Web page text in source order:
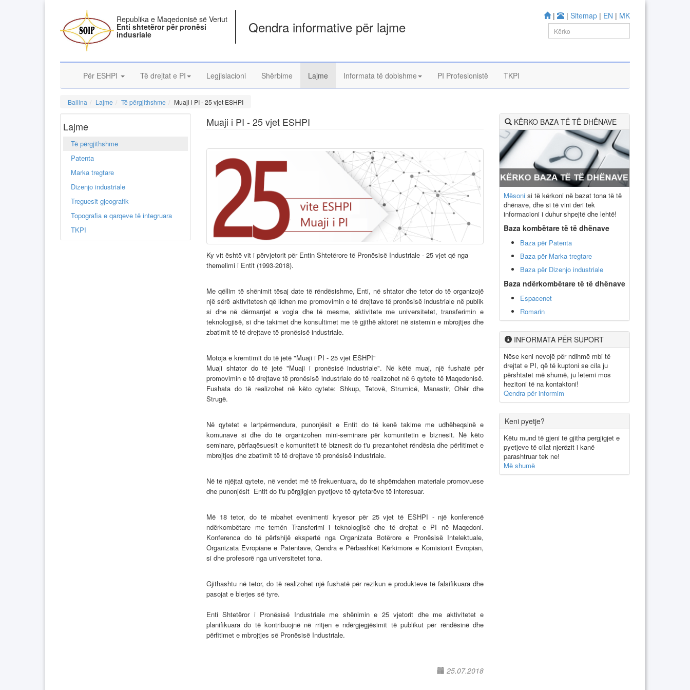
| | Sitemap | EN | MK
Republika e Maqedonisë së Veriut
Enti shtetëror për pronësi
indusriale Qendra informative për lajme
Për ESHPI Të drejtat e PI Legjislacioni Shërbime Lajme Informata të dobishme PI Profesionistë TKPI
Ballina Lajme Të përgjithshme Muaji i PI - 25 vjet ESHPI
Lajme
Të përgjithshme
Patenta
Marka tregtare
Dizenjo industriale
Treguesit gjeografik
Topografia e qarqeve të integruara
TKPI
Muaji i PI - 25 vjet ESHPI
Ky vit është vit i përvjetorit për Entin Shtetërore të Pronësisë Industriale - 25 vjet që nga
themelimi i Entit (1993-2018).
Me qëllim të shënimit tësaj date të rëndësishme, Enti, në shtator dhe tetor do të organizojë
një sërë aktivitetesh që lidhen me promovimin e të drejtave të pronësisë industriale në publik
si dhe në dërmarrjet e vogla dhe të mesme, aktivitete me universitetet, transferimin e
teknologjisë, si dhe takimet dhe konsultimet me të gjithë aktorët në sistemin e mbrojtjes dhe
zbatimit të të drejtave të pronësisë industriale.
Motoja e kremtimit do të jetë "Muaji i PI - 25 vjet ESHPI"
Muaji shtator do të jetë "Muaji i pronësisë industriale". Në këtë muaj, një fushatë për
promovimin e të drejtave të pronësisë industriale do të realizohet në 6 qytete të Maqedonisë.
Fushata do të realizohet në këto qytete: Shkup, Tetovë, Strumicë, Manastir, Ohër dhe
Strugë.
Në qytetet e lartpërmendura, punonjësit e Entit do të kenë takime me udhëheqsinë e
komunave si dhe do të organizohen mini-seminare për komunitetin e biznesit. Në këto
seminare, përfaqësuesit e komunitetit të biznesit do t'u prezantohet rëndësia dhe përfitimet e
mbrojtjes dhe zbatimit të të drejtave të pronësisë industriale.
Në të njëjtat qytete, në vendet më të frekuentuara, do të shpërndahen materiale promovuese
dhe punonjësit Entit do t'u përgjigjen pyetjeve të qytetarëve të interesuar.
Më 18 tetor, do të mbahet evenimenti kryesor për 25 vjet të ESHPI - një konferencë
ndërkombëtare me temën Transferimi i teknologjisë dhe të drejtat e PI në Maqedoni.
Konferenca do të përfshijë ekspertë nga Organizata Botërore e Pronësisë Intelektuale,
Organizata Evropiane e Patentave, Qendra e Përbashkët Kërkimore e Komisionit Evropian,
si dhe profesorë nga universitetet tona.
Gjithashtu në tetor, do të realizohet një fushatë për rezikun e produkteve të falsifikuara dhe
pasojat e blerjes së tyre.
Enti Shtetëror i Pronësisë Industriale me shënimin e 25 vjetorit dhe me aktivitetet e
planifikuara do të kontribuojnë në rritjen e ndërgjegjësimit të publikut për rëndësinë dhe
përfitimet e mbrojtjes së Pronësisë Industriale.
25.07.2018
KËRKO BAZA TË TË DHËNAVE
Mësoni si të kërkoni në bazat tona të të
dhënave, dhe si të vini deri tek
informacioni i duhur shpejtë dhe lehtë!
Baza kombëtare të të dhënave
Baza për Patenta
Baza për Marka tregtare
Baza për Dizenjo industriale
Baza ndërkombëtare të të dhënave
Espacenet
Romarin
INFORMATA PËR SUPORT
Nëse keni nevojë për ndihmë mbi të
drejtat e PI, që të kuptoni se cila ju
përshtatet më shumë, ju letemi mos
hezitoni të na kontaktoni!
Qendra për informim
Keni pyetje?
Këtu mund të gjeni të gjitha pergjigjet e
pyetjeve të cilat njerëzit i kanë
parashtruar tek ne!
Më shumë